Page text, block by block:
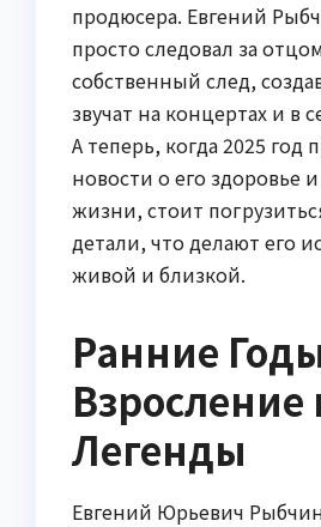
продюсера. Евгений
просто следовал за
собственный след,
звучат на концертах и в
А теперь, когда 2025 год
новости о его здоровье
жизни, стоит
детали, что делают его
живой и близкой.
Ранние
Взросление
Легенды
Евгений Юрьевич